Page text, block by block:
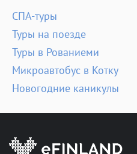
СПА-туры
Туры на поезде
Туры в Рованиеми
Микроавтобус в Котку
Новогодние каникулы